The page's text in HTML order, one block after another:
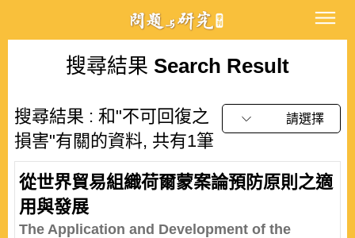
搜尋結果 Search Result
搜尋結果 : 和"不可回復之
損害"有關的資料, 共有1筆
請選擇
從世界貿易組織荷爾蒙案論預防原則之適
用與發展
The Application and Development of the